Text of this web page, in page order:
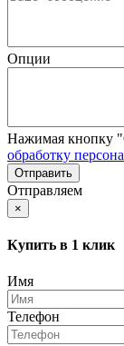
Опции
Нажимая кнопку
обработку
Отправляем
×
Купить в 1 клик
Имя
Телефон